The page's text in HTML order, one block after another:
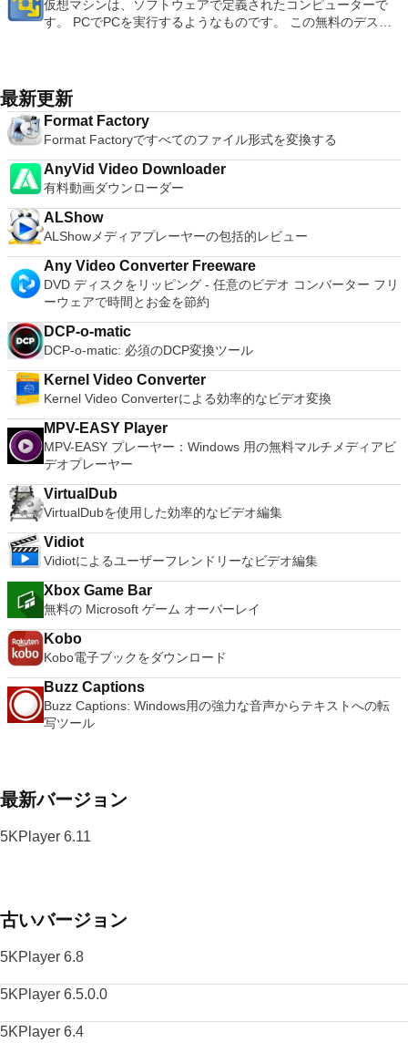
document file types (.docx, .pptx, .xlsx, etc.). Thousands of
many innovative features, including a useful a paragraph
adjustment tool int he Writer program. It has an Office to PDF
converter, automatic spell checking and word count features.
It also has some neat tools such as the Watermark in
document, and converting PowerPoint to Word document
support. Overall, WPS Office 2016 Free is a good alternative
to Microsoft's offering. The Writer program is a versatile word
processor; the Presentation program is an easy to use and
effective slide show maker that helps you to create impressive
multimedia presentations; and the Spreadsheets program is
both a flexible and a powerful spreadsheet application.
Connectを実行しているコンピューターに接続します。 Apple
Screen Sharing（ARD）などのサードパーティ製のVNC互換
ボードの上のスクロールバーには、Command / Windowsなど
の高度なキーが含まれています。 Bluetoothキーボードのサポ
ート。 VNC Connectサブスクリプションには、無料、有料、
ンごとに、RealVNCのWebサイトにアクセスして、各コンピ
ューターにVNC Connectをダウンロードするだけです。次
に、RealVNCアカウントの資格情報を使用して、ローカルマ
シンでVNC Viewerにサインインします。そこから、コンピュ
ーターを確認して接続できます。 VNC Connectを使用する
と、セッションはエンドツーエンドで暗号化されます。アプリ
はすぐに各コンピューターをパスワードで保護します。コンピ
ューターへのログインに使用するのと同じユーザー名とパスワ
ードを入力するだけです。 WIN 7,8,8.1,10をサポートしま
す。 VNC ViewerのMacバージョンをお探しですか？ここから
ダウンロード
新機能は次のとおりです。 4K DHR向けに最適化 Ultra HD
Blu-ray、4K、HEVC / H.265およびHDR10コンテンツをサポー
の向上：Microsoft Mixed Realityヘッドセット、HTC、VIVE、
およびOculus Riftをサポート Fire TVとキャストのサポート
注：これは商用トライアルです。
XPS形式の電子メール添付ファイルとして送信することもでき
ます（特定の機能はプログラムによって異なります）。 この
2007。 Microsoft Office PowerPoint 2007。 Microsoft Office
Publisher 2007。 Microsoft Office Visio 2007。 Microsoft
Office Word 2007。 2007 Microsoft Officeプログラムのこの
Microsoft Save as PDFまたはXPSアドインは、2007 Microsoft
Office systemソフトウェアの補足条項であり、2007 Microsoft
Office systemソフトウェアのライセンス条項の対象となりま
す。 システム要件：サポートされているオペレーティングシ
ステム。 Windows Server 2003、Windows Vista、Windows
XP Service Pack 2。
仮想マシンは、ソフトウェアで定義されたコンピューターで
す。 PCでPCを実行するようなものです。 この無料のデスク
主な機能は次のとおりです。 1台のPCで複数のオペレーティ
ングシステムを同時に実行します。 インストールや構成の問
題なしに、事前構成された製品の利点を体験してください。
ホストコンピューターと仮想マシン間でデータを共有します。
32ビットと64ビットの両方の仮想マシンを実行します。 2-
way Virtual SMPを活用します。 サードパーティの仮想マシン
とイメージを使用します。 ホストコンピューターと仮想マシ
ン間でデータを共有します。 幅広いホストおよびゲストオペ
レーティングシステムのサポート。 USB 2.0デバイスのサポー
ト。 起動時にアプライアンス情報を取得します。 直感的なホ
ームページインターフェイスを介して仮想マシンに簡単にアク
セスできます。 VMware Playerは、Microsoft Virtual Server仮
想マシンまたはMicrosoft Virtual PC仮想マシンもサポートして
最新更新
Format Factory
Format Factoryですべてのファイル形式を変換する
AnyVid Video Downloader
有料動画ダウンローダー
ALShow
ALShowメディアプレーヤーの包括的レビュー
Any Video Converter Freeware
DVD ディスクをリッピング - 任意のビデオ コンバーター フリ
ーウェアで時間とお金を節約
DCP-o-matic
DCP-o-matic: 必須のDCP変換ツール
Kernel Video Converter
Kernel Video Converterによる効率的なビデオ変換
MPV-EASY Player
MPV-EASY プレーヤー：Windows 用の無料マルチメディアビ
デオプレーヤー
VirtualDub
VirtualDubを使用した効率的なビデオ編集
Vidiot
Vidiotによるユーザーフレンドリーなビデオ編集
Xbox Game Bar
無料の Microsoft ゲーム オーバーレイ
Kobo
Kobo電子ブックをダウンロード
Buzz Captions
Buzz Captions: Windows用の強力な音声からテキストへの転
写ツール
最新バージョン
5KPlayer 6.11
古いバージョン
5KPlayer 6.8
5KPlayer 6.5.0.0
5KPlayer 6.4